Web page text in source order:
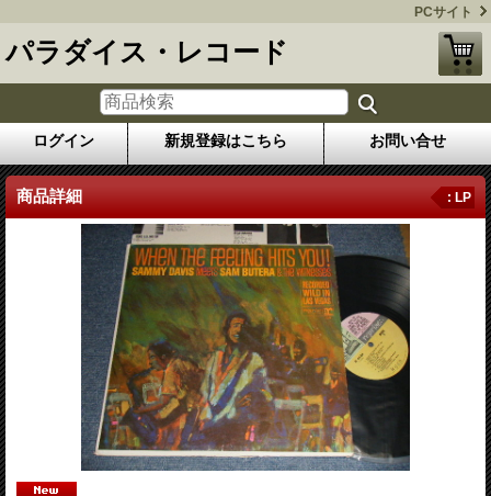
PCサイト
パラダイス・レコード
ログイン 新規登録はこちら お問い合せ
商品詳細 : LP